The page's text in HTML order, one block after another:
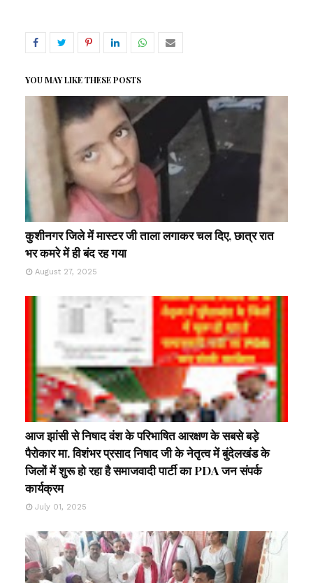
YOU MAY LIKE THESE POSTS
कुशीनगर जिले में मास्टर जी ताला लगाकर चल दिए, छात्र रात
भर कमरे में ही बंद रह गया
August 27, 2025
आज झांसी से निषाद वंश के परिभाषित आरक्षण के सबसे बड़े
पैरोकार मा. विशंभर प्रसाद निषाद जी के नेतृत्व में बुंदेलखंड के
जिलों में शुरू हो रहा है समाजवादी पार्टी का PDA जन संपर्क
कार्यक्रम
July 01, 2025